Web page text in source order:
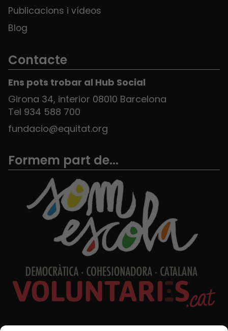
Publicacions i vídeos
Blog
Contacte
Ens pots trobar al Hub Social
Girona 34, interior 08010 Barcelona
Tel 934 588 700
fundacio@equitat.org
Formem part de...